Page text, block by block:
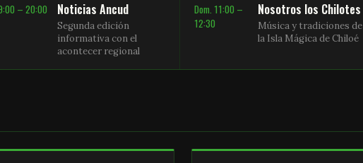
– 20:00 Noticias Ancud
Segunda edición
informativa con el
acontecer regional
Dom. 11:00 –
12:30
Nosotros los Chilotes
Música y tradiciones de
la Isla Mágica de Chiloé